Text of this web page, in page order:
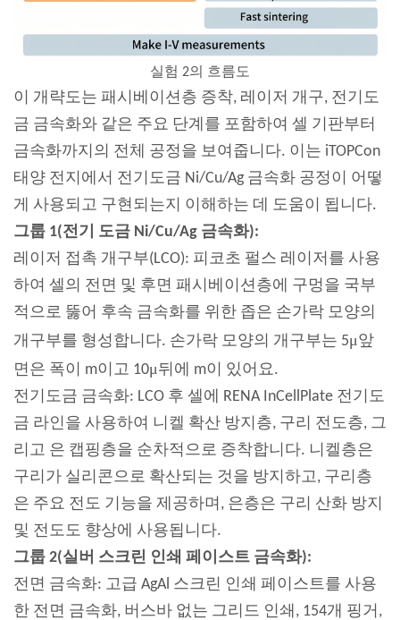
실험 2의 흐름도
이 개략도는 패시베이션층 증착, 레이저 개구, 전기도
금 금속화와 같은 주요 단계를 포함하여 셀 기판부터
금속화까지의 전체 공정을 보여줍니다. 이는 iTOPCon
태양 전지에서 전기도금 Ni/Cu/Ag 금속화 공정이 어떻
게 사용되고 구현되는지 이해하는 데 도움이 됩니다.
그룹 1(전기 도금 Ni/Cu/Ag 금속화):
레이저 접촉 개구부(LCO): 피코초 펄스 레이저를 사용
하여 셀의 전면 및 후면 패시베이션층에 구멍을 국부
적으로 뚫어 후속 금속화를 위한 좁은 손가락 모양의
개구부를 형성합니다. 손가락 모양의 개구부는 5μ앞
면은 폭이 m이고 10μ뒤에 m이 있어요.
전기도금 금속화: LCO 후 셀에 RENA InCellPlate 전기도
금 라인을 사용하여 니켈 확산 방지층, 구리 전도층, 그
리고 은 캡핑층을 순차적으로 증착합니다. 니켈층은
구리가 실리콘으로 확산되는 것을 방지하고, 구리층
은 주요 전도 기능을 제공하며, 은층은 구리 산화 방지
및 전도도 향상에 사용됩니다.
그룹 2(실버 스크린 인쇄 페이스트 금속화):
전면 금속화: 고급 AgAl 스크린 인쇄 페이스트를 사용
한 전면 금속화, 버스바 없는 그리드 인쇄, 154개 핑거,